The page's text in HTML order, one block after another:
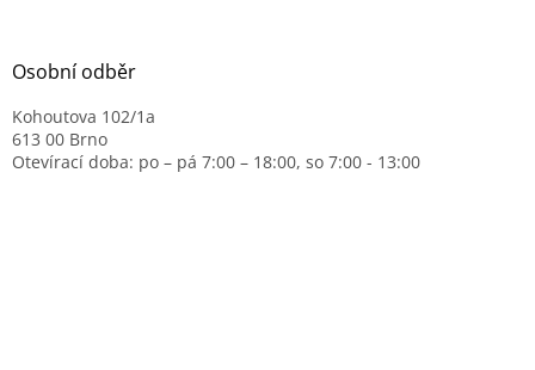
Osobní odběr
Kohoutova 102/1a
613 00 Brno
Otevírací doba: po – pá 7:00 – 18:00, so 7:00 - 13:00